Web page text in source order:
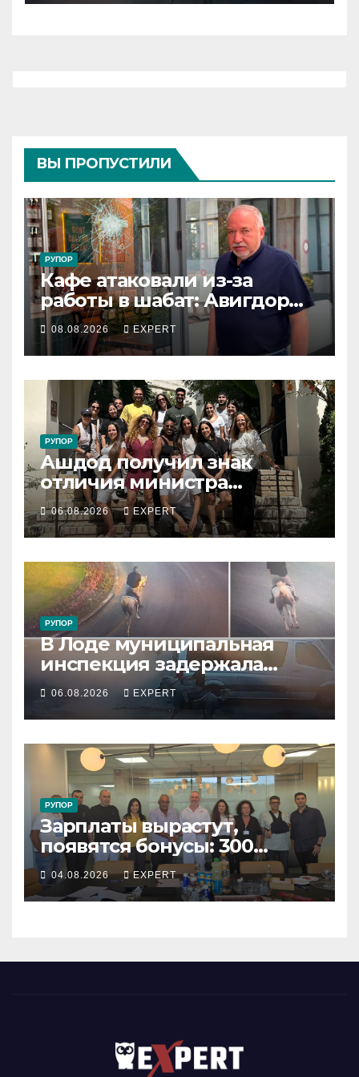
по улицам города
ВЫ ПРОПУСТИЛИ
РУПОР
Кафе атаковали из-за
работы в шабат: Авигдор
Либерман приехал
поддержать владельцев
08.08.2026 EXPERT
РУПОР
Ашдод получил знак
отличия министра
обороны за поддержку
резервистов
06.08.2026 EXPERT
РУПОР
В Лоде муниципальная
инспекция задержала
подростка, устроившего
опасную скачку на лошади
по улицам города
06.08.2026 EXPERT
РУПОР
Зарплаты вырастут,
появятся бонусы: 300
сотрудников «Штраус»
получили новый
коллективный договор
04.08.2026 EXPERT